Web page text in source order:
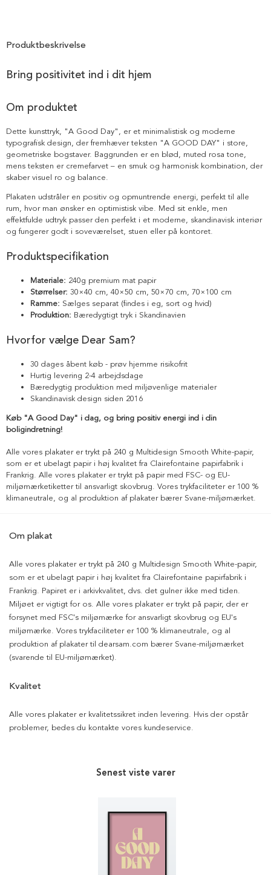
Produktbeskrivelse
Bring positivitet ind i dit hjem
Om produktet
Dette kunsttryk, "A Good Day", er et minimalistisk og moderne
typografisk design, der fremhæver teksten "A GOOD DAY" i store,
geometriske bogstaver. Baggrunden er en blød, muted rosa tone,
mens teksten er cremefarvet – en smuk og harmonisk kombination, der
skaber visuel ro og balance.
Plakaten udstråler en positiv og opmuntrende energi, perfekt til alle
rum, hvor man ønsker en optimistisk vibe. Med sit enkle, men
effektfulde udtryk passer den perfekt i et moderne, skandinavisk interiør
og fungerer godt i soveværelset, stuen eller på kontoret.
Produktspecifikation
Materiale: 240g premium mat papir
Størrelser: 30×40 cm, 40×50 cm, 50×70 cm, 70×100 cm
Ramme: Sælges separat (findes i eg, sort og hvid)
Produktion: Bæredygtigt tryk i Skandinavien
Hvorfor vælge Dear Sam?
30 dages åbent køb - prøv hjemme risikofrit
Hurtig levering 2-4 arbejdsdage
Bæredygtig produktion med miljøvenlige materialer
Skandinavisk design siden 2016
Køb "A Good Day" i dag, og bring positiv energi ind i din
boligindretning!
Alle vores plakater er trykt på 240 g Multidesign Smooth White-papir,
som er et ubelagt papir i høj kvalitet fra Clairefontaine papirfabrik i
Frankrig. Alle vores plakater er trykt på papir med FSC- og EU-
miljømærketiketter til ansvarligt skovbrug. Vores trykfaciliteter er 100 %
klimaneutrale, og al produktion af plakater bærer Svane-miljømærket.
Om plakat
Alle vores plakater er trykt på 240 g Multidesign Smooth White-papir,
som er et ubelagt papir i høj kvalitet fra Clairefontaine papirfabrik i
Frankrig. Papiret er i arkivkvalitet, dvs. det gulner ikke med tiden.
Miljøet er vigtigt for os. Alle vores plakater er trykt på papir, der er
forsynet med FSC's miljømærke for ansvarligt skovbrug og EU's
miljømærke. Vores trykfaciliteter er 100 % klimaneutrale, og al
produktion af plakater til dearsam.com bærer Svane-miljømærket
(svarende til EU-miljømærket).
Kvalitet
Alle vores plakater er kvalitetssikret inden levering. Hvis der opstår
problemer, bedes du kontakte vores kundeservice.
Senest viste varer